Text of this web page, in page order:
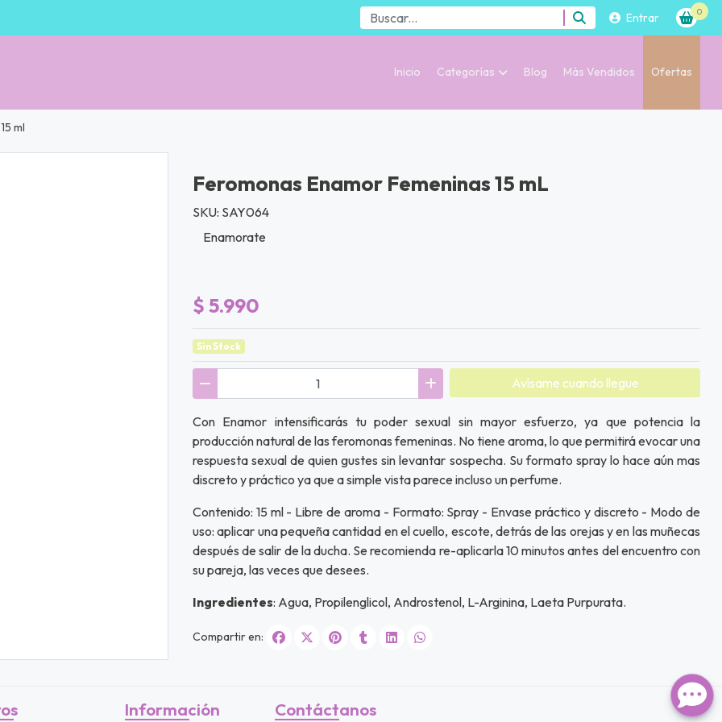
Entrar 0
Inicio Categorías Blog Más Vendidos Ofertas
ml
Feromonas Enamor Femeninas 15 mL
SKU: SAY064
Enamorate
$ 5.990
Sin Stock
Avísame cuando llegue
Con Enamor intensificarás tu poder sexual sin mayor esfuerzo, ya que potencia la
producción natural de las feromonas femeninas. No tiene aroma, lo que permitirá evocar una
respuesta sexual de quien gustes sin levantar sospecha. Su formato spray lo hace aún mas
discreto y práctico ya que a simple vista parece incluso un perfume.
Contenido: 15 ml - Libre de aroma - Formato: Spray - Envase práctico y discreto - Modo de
uso: aplicar una pequeña cantidad en el cuello, escote, detrás de las orejas y en las muñecas
después de salir de la ducha. Se recomienda re-aplicarla 10 minutos antes del encuentro con
su pareja, las veces que desees.
Ingredientes: Agua, Propilenglicol, Androstenol, L-Arginina, Laeta Purpurata.
Compartir en:
Información Contáctanos